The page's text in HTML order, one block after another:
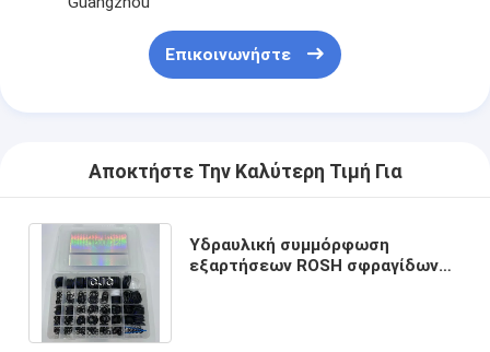
Επικοινωνήστε
Αποκτήστε Την Καλύτερη Τιμή Για
Υδραυλική συμμόρφωση
εξαρτήσεων ROSH σφραγίδων